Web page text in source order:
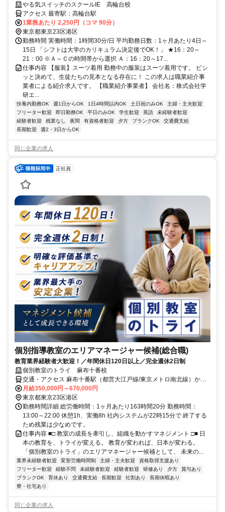
90分＞＜丁寧な研修制度あり＞
やる気スイッチのスクールIE 高輪台校
アクセス 最寄駅：高輪台駅
1業務あたり 2,250円（コマ 90分）
東京都東京23区港区
勤務時間 実働時間：1時間30分/日 平均勤務日数：1ヶ月あたり4日～
15日 「シフトは大学のカリキュラム決定後でOK！」 ★16：20～
21：00 ※Ａ～Ｃの時間帯から選択 Ａ：16：20～17...
仕事内容 【服装】スーツ着用 勤務中の服装はスーツ着用です。 ビシ
ッと決めて、生徒たちの見本となる存在に！ この求人は職業紹介事
業者による紹介求人です。 【職業紹介事業者】 会社名：株式会社学
研エ...
扶養内勤務OK 週1日からOK 1日4時間以内OK 土日祝のみOK
主婦・主夫歓迎
フリーター歓迎
即日勤務OK 平日のみOK 学生歓迎 英語
未経験者歓迎
経験者歓迎
残業なし 夜間 有資格者歓迎 夕方 ブランクOK
交通費支給
長期歓迎
週2・3日からOK
同じ企業の求人
正社員
個別指導教室のエリアマネージャー候補(総合職)
教育業界経験者大歓迎！／年間休日120日以上／完全週休2日制
個別教室のトライ 麻布十番校
交通・アクセス 麻布十番駅（都営大江戸線/東京メトロ南北線）から
徒歩1分、赤羽橋駅（都営大江戸線）から徒歩9分
月給350,000円～670,000円
東京都東京23区港区
勤務時間詳細 総労働時間：1ヶ月あたり163時間20分 勤務時間：
13:00～22:00 休憩1h、実働8h 社内システムが22時15分で 終了する
ため残業は少なめです。
仕事内容 ■□ 教室の成長を牽引し、組織を動かすマネジメント □■ 日
本の教育を、トライが変える。 教育が変われば、日本が変わる。
「個別教室のトライ」のエリアマネージャー候補として、 未来の...
業界未経験者歓迎 変形労働時間制 主婦・主夫歓迎
資格取得支援あり
フリーター歓迎
経験不問 未経験者歓迎 経験者歓迎 研修あり 夕方
賞与あり
ブランクOK
育休あり 交通費支給 長期歓迎 社割あり
長期休暇あり
寮・社宅あり
同じ企業の求人